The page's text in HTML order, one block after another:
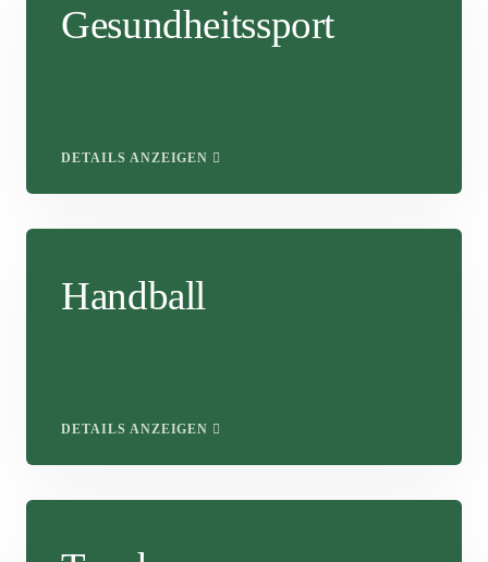
Gesundheitssport
DETAILS ANZEIGEN
Handball
DETAILS ANZEIGEN